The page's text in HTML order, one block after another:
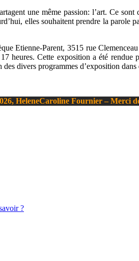
une même passion: l’art. Ce
elles souhaitent prendre la
Etienne-Parent, 3515 rue
heures. Cette exposition a été
divers programmes d’exposition dans
HeleneCaroline Fournier – Merci
?